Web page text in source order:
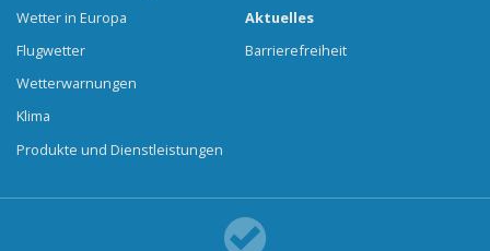
Wetter in Europa
Flugwetter
Wetterwarnungen
Klima
Produkte und Dienstleistungen
Aktuelles
Barrierefreiheit